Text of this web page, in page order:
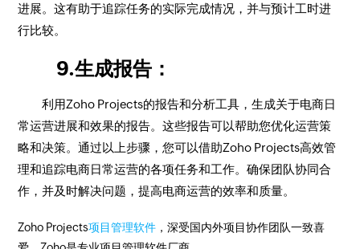
进展。这有助于追踪任务的实际完成情况，并与预计工时进
行比较。
9.生成报告：
利用Zoho Projects的报告和分析工具，生成关于电商日
常运营进展和效果的报告。这些报告可以帮助您优化运营策
略和决策。通过以上步骤，您可以借助Zoho Projects高效管
理和追踪电商日常运营的各项任务和工作。确保团队协同合
作，并及时解决问题，提高电商运营的效率和质量。
Zoho Projects项目管理软件 ，深受国内外项目协作团队一致喜